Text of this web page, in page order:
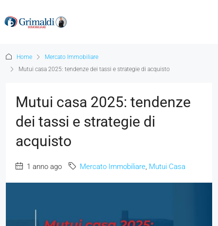
Home
Mercato Immobiliare
Mutui casa 2025: tendenze dei tassi e strategie di acquisto
Mutui casa 2025: tendenze
dei tassi e strategie di
acquisto
1 anno ago Mercato Immobiliare, Mutui Casa